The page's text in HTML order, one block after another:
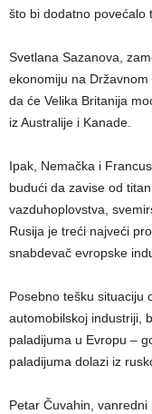
što bi dodatno povećalo
Svetlana Sazanova,
ekonomiju na
da će Velika Britanija
iz Australije i Kanade.
Ipak, Nemačka i
budući da zavise od
vazduhoplovstva,
Rusija je treći najveći
snabdevač evropske
Posebno tešku situaciju
automobilskoj industriji,
paladijuma u Evropu –
paladijuma dolazi iz
Petar Čuvahin,